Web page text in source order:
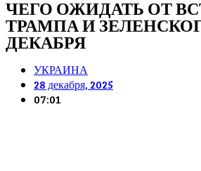
ЧЕГО ОЖИДАТЬ ОТ
ТРАМПА И
ДЕКАБРЯ
УКРАИНА
28 декабря, 2025
07:01